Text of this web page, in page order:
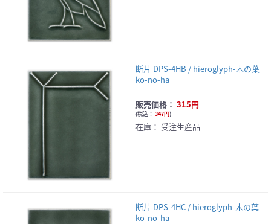
断片 DPS-4HB / hieroglyph-木の葉
ko-no-ha
販売価格： 315円
(税込： 347円)
在庫： 受注生産品
断片 DPS-4HC / hieroglyph-木の葉
ko-no-ha